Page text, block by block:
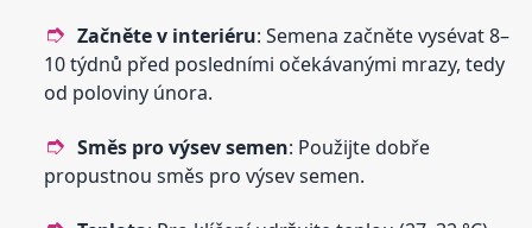
Začněte v interiéru: Semena začněte vysévat 8–
10 týdnů před posledními očekávanými mrazy, tedy
od poloviny února.
Směs pro výsev semen: Použijte dobře
propustnou směs pro výsev semen.